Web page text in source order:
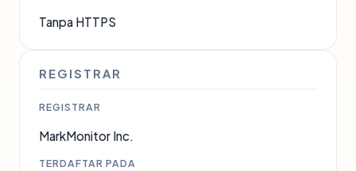
Tanpa HTTPS
REGISTRAR
REGISTRAR
MarkMonitor Inc.
TERDAFTAR PADA